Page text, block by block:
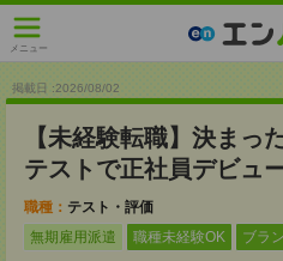
メニュー
掲載日 :2026/08/02
【未経験転職】決まっ
テストで正社員デビュ
職種： テスト・評価
無期雇用派遣
職種未経験OK ブラ